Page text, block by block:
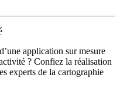
application sur mesure
? Confiez la réalisation
experts de la cartographie